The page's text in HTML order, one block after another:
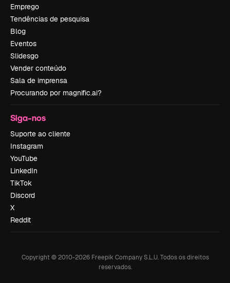
Emprego
Tendências de pesquisa
Blog
Eventos
Slidesgo
Vender conteúdo
Sala de imprensa
Procurando por magnific.ai?
Siga-nos
Suporte ao cliente
Instagram
YouTube
LinkedIn
TikTok
Discord
X
Reddit
Copyright © 2010-2026Freepik Company S.L.U. Todos os direitos
reservados.